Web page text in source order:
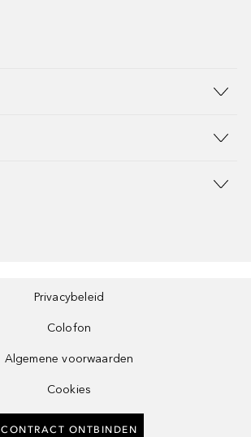
Privacybeleid
Colofon
Algemene voorwaarden
Cookies
CONTRACT ONTBINDEN